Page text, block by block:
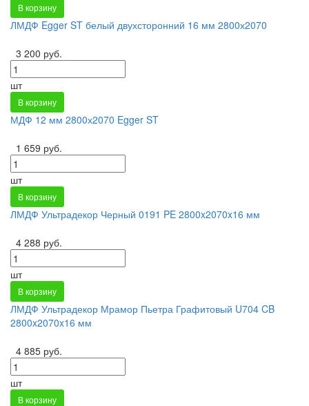
В корзину
ЛМДФ Egger ST белый двухсторонний 16 мм 2800х2070
3 200 руб.
шт
В корзину
МДФ 12 мм 2800х2070 Egger ST
1 659 руб.
шт
В корзину
ЛМДФ Ультрадекор Черный 0191 PE 2800x2070x16 мм
4 288 руб.
шт
В корзину
ЛМДФ Ультрадекор Мрамор Пьетра Графитовый U704 CB
2800x2070x16 мм
4 885 руб.
шт
В корзину